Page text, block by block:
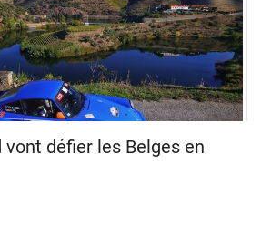
défier les Belges en